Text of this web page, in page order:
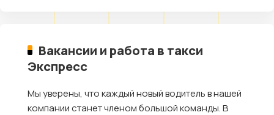
Вакансии и работа в такси
Экспресс
Мы уверены, что каждый новый водитель в нашей
компании станет членом большой команды. В